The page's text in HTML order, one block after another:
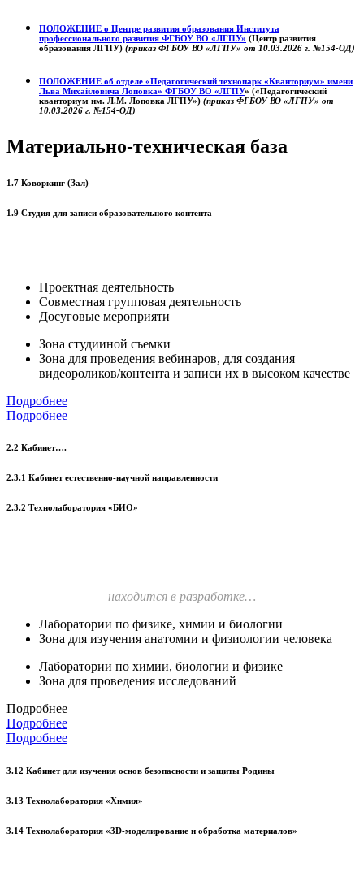
ПОЛОЖЕНИЕ о Центре развития образования Института
профессионального развития ФГБОУ ВО «ЛГПУ» (Центр развития
образования ЛГПУ) (приказ ФГБОУ ВО «ЛГПУ» от 10.03.2026 г. №154-ОД)
ПОЛОЖЕНИЕ об отделе «Педагогический технопарк «Кванториум» имени
Льва Михайловича Лоповка» ФГБОУ ВО «ЛГПУ» («Педагогический
кванториум им. Л.М. Лоповка ЛГПУ») (приказ ФГБОУ ВО «ЛГПУ» от
10.03.2026 г. №154-ОД)
Материально-техническая база
1.7 Коворкинг (Зал)
1.9 Студия для записи образовательного контента
Проектная деятельность
Совместная групповая деятельность
Досуговые мероприяти
Зона студииной съемки
Зона для проведения вебинаров, для создания
видеороликов/контента и записи их в высоком качестве
Подробнее
Подробнее
2.2 Кабинет….
2.3.1 Кабинет естественно-научной направленности
2.3.2 Технолаборатория «БИО»
находится в разработке…
Лаборатории по физике, химии и биологии
Зона для изучения анатомии и физиологии человека
Лаборатории по химии, биологии и физике
Зона для проведения исследований
Подробнее
Подробнее
Подробнее
3.12 Кабинет для изучения основ безопасности и защиты Родины
3.13 Технолаборатория «Химия»
3.14 Технолаборатория «3D-моделирование и обработка материалов»